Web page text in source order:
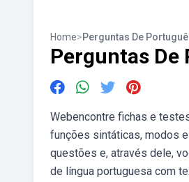
Home>Perguntas De
Perguntas De
Webencontre fichas e
funções sintáticas, modos
questões e, através dele,
de língua portuguesa com